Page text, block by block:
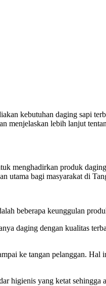
kebutuhan daging sapi
menjelaskan lebih lanjut
menghadirkan produk
utama bagi masyarakat di
beberapa keunggulan
daging dengan kualitas
ke tangan pelanggan. Hal
higienis yang ketat sehingga